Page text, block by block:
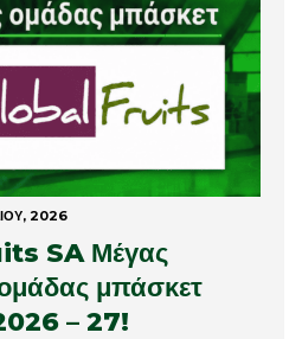
2026
SA Μέγας
μπάσκετ
– 27!